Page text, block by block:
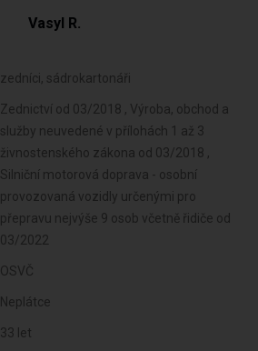
Vasyl R.
zedníci, sádrokartonáři
Zednictví od 03/2018 , Výroba, obchod a
služby neuvedené v přílohách 1 až 3
živnostenského zákona od 03/2018 ,
Silniční motorová doprava - osobní
provozovaná vozidly určenými pro
přepravu nejvýše 9 osob včetně řidiče od
03/2022
OSVČ
Neplátce
33 let